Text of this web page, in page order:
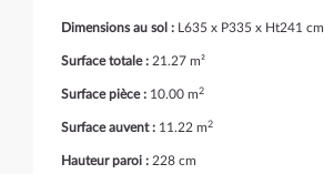
Dimensions au sol : L635 x P335 x Ht241 cm
Surface totale : 21.27 m²
Surface pièce : 10.00 m2
Surface auvent : 11.22 m2
Hauteur paroi : 228 cm